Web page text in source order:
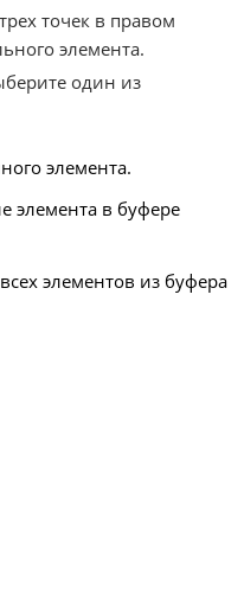
точек в правом
элемента.
один из
элемента.
элемента в буфере
элементов из буфера